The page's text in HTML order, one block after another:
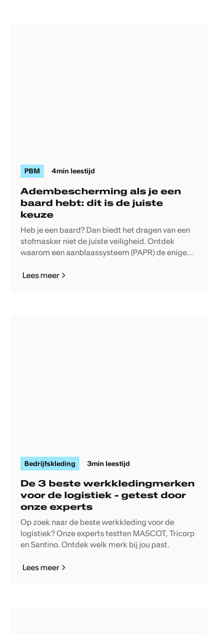
PBM 4min leestijd
Adembescherming als je een
baard hebt: dit is de juiste
keuze
Heb je een baard? Dan biedt het dragen van een
stofmasker niet de juiste veiligheid. Ontdek
waarom een aanblaassysteem (PAPR) de enige
Lees meer
Bedrijfskleding 3min leestijd
De 3 beste werkkledingmerken
voor de logistiek - getest door
onze experts
Op zoek naar de beste werkkleding voor de
logistiek? Onze experts testten MASCOT, Tricorp
en Santino. Ontdek welk merk bij jou past.
Lees meer